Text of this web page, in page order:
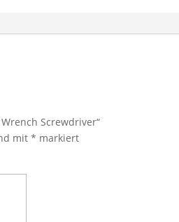
Screwdriver“
mit* markiert